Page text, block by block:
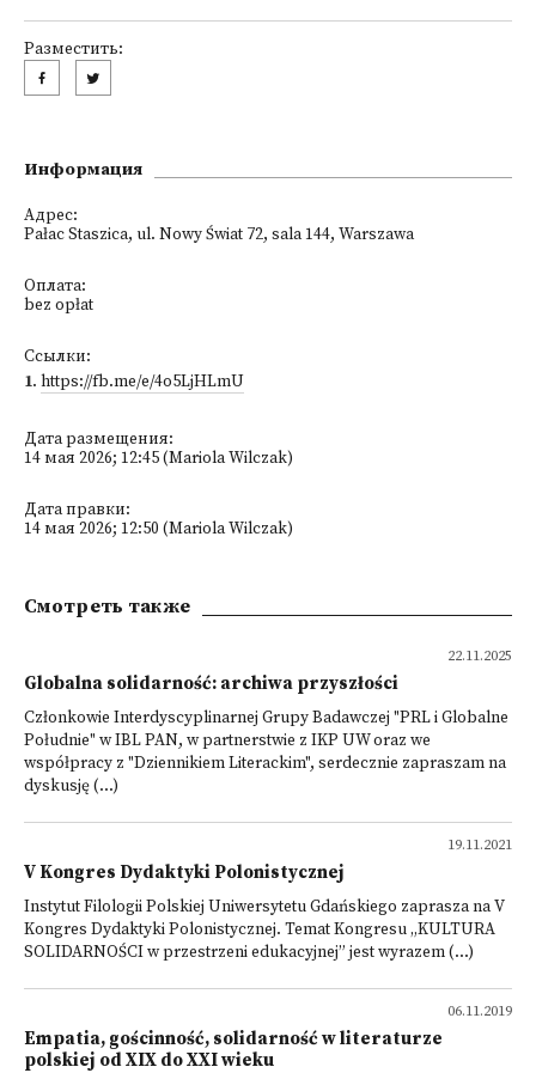
Разместить:
Информация
Адрес:
Pałac Staszica, ul. Nowy Świat 72, sala 144, Warszawa
Оплата:
bez opłat
Ссылки:
1. https://fb.me/e/4o5LjHLmU
Дата размещения:
14 мая 2026; 12:45 (Mariola Wilczak)
Дата правки:
14 мая 2026; 12:50 (Mariola Wilczak)
Смотреть также
22.11.2025
Globalna solidarność: archiwa przyszłości
Członkowie Interdyscyplinarnej Grupy Badawczej "PRL i Globalne
Południe" w IBL PAN, w partnerstwie z IKP UW oraz we
współpracy z "Dziennikiem Literackim", serdecznie zapraszam na
dyskusję (...)
19.11.2021
V Kongres Dydaktyki Polonistycznej
Instytut Filologii Polskiej Uniwersytetu Gdańskiego zaprasza na V
Kongres Dydaktyki Polonistycznej. Temat Kongresu „KULTURA
SOLIDARNOŚCI w przestrzeni edukacyjnej” jest wyrazem (...)
06.11.2019
Empatia, gościnność, solidarność w literaturze
polskiej od XIX do XXI wieku